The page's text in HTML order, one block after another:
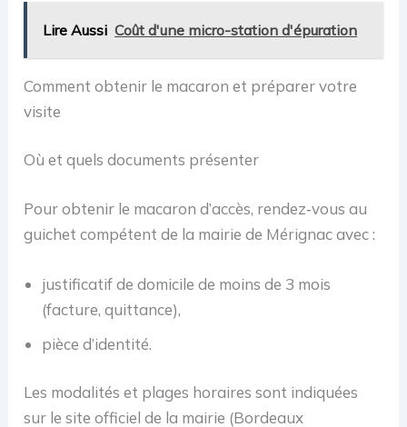
Lire Aussi Coût d'une micro-station d'épuration
Comment obtenir le macaron et préparer votre
visite
Où et quels documents présenter
Pour obtenir le macaron d’accès, rendez‑vous au
guichet compétent de la mairie de Mérignac avec :
justificatif de domicile de moins de 3 mois
(facture, quittance),
pièce d’identité.
Les modalités et plages horaires sont indiquées
sur le site officiel de la mairie (Bordeaux